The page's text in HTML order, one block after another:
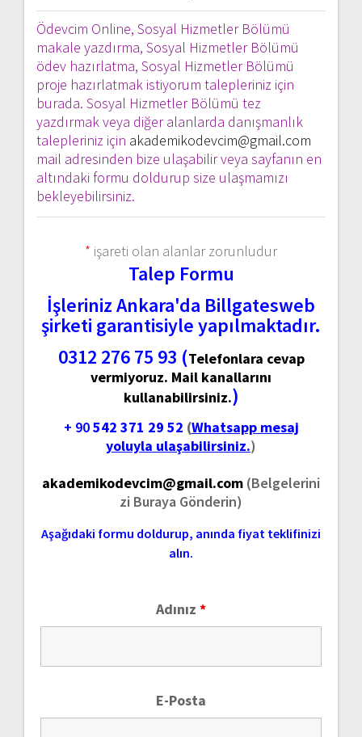
Ödevcim Online, Sosyal Hizmetler Bölümü
makale yazdırma, Sosyal Hizmetler Bölümü
ödev hazırlatma, Sosyal Hizmetler Bölümü
proje hazırlatmak istiyorum talepleriniz için
burada. Sosyal Hizmetler Bölümü tez
yazdırmak veya diğer alanlarda danışmanlık
talepleriniz için akademikodevcim@gmail.com
mail adresinden bize ulaşabilir veya sayfanın en
altındaki formu doldurup size ulaşmamızı
bekleyebilirsiniz.
* işareti olan alanlar zorunludur
Talep Formu
İşleriniz Ankara'da Billgatesweb
şirketi garantisiyle yapılmaktadır.
0312 276 75 93 (Telefonlara cevap
vermiyoruz. Mail kanallarını
kullanabilirsiniz.)
+ 90542 371 29 52 (Whatsapp mesaj
yoluyla ulaşabilirsiniz.)
akademikodevcim@gmail.com (Belgelerini
zi Buraya Gönderin)
Aşağıdaki formu doldurup, anında fiyat teklifinizi
alın.
Adınız *
E-Posta